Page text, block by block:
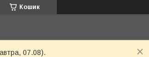
Кошик
07.08).